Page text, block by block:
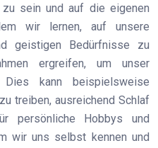
sein und auf die eigenen
wir lernen, auf unsere
geistigen Bedürfnisse zu
ergreifen, um unser
kann beispielsweise
treiben, ausreichend Schlaf
persönliche Hobbys und
wir uns selbst kennen und